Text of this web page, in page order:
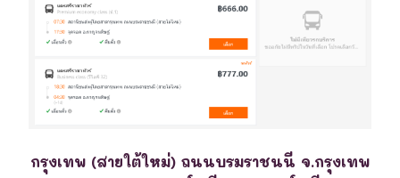
กรุงเทพ (สายใต้ใหม่) ถนนบรมราชนนี จ.กรุงเทพ